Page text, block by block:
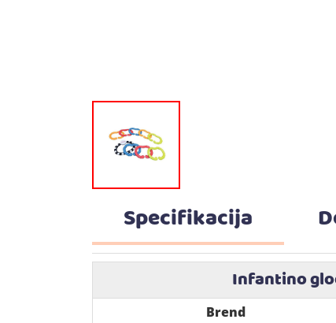
Specifikacija
Infantino
Brend